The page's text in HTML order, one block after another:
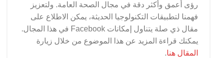
رؤى أعمق وأكثر دقة في مجال الصحة العامة. ولتعزيز
فهمنا لتطبيقات التكنولوجيا الحديثة، يمكن الاطلاع على
مقال ذي صلة يتناول إمكانات Facebook في هذا المجال.
يمكنك قراءة المزيد عن هذا الموضوع من خلال زيارة
المقال هنا.